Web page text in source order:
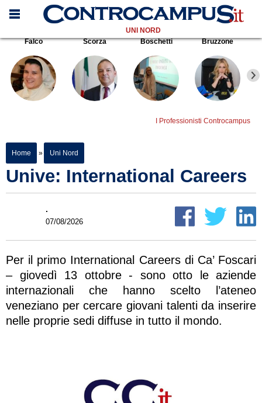
UNI NORD
Falco
Scorza Boschetti Bruzzone
I Professionisti Controcampus
Home » Uni Nord
Unive: International Careers
.
07/08/2026
Per il primo International Careers di Ca’ Foscari
– giovedì 13 ottobre - sono otto le aziende
internazionali che hanno scelto l’ateneo
veneziano per cercare giovani talenti da inserire
nelle proprie sedi diffuse in tutto il mondo.